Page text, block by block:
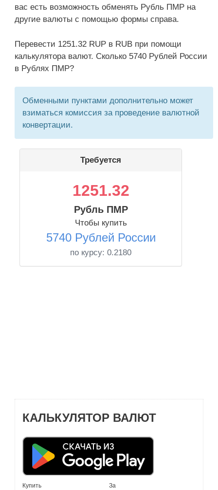
вас есть возможность обменять Рубль ПМР на
другие валюты с помощью формы справа.
Перевести 1251.32 RUP в RUB при помощи
калькулятора валют. Сколько 5740 Рублей России
в Рублях ПМР?
Обменными пунктами дополнительно может
взиматься комиссия за проведение валютной
конвертации.
Требуется
1251.32
Рубль ПМР
Чтобы купить
5740 Рублей России
по курсу: 0.2180
КАЛЬКУЛЯТОР ВАЛЮТ
Купить За